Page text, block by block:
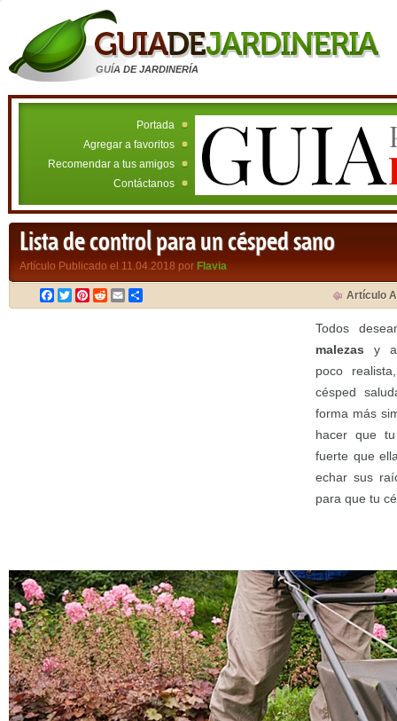
GUÍA DE JARDINERÍA
Portada
Agregar a favoritos
Recomendar a tus amigos
Contáctanos
Lista de control para un césped sano
Artículo Publicado el 11.04.2018 por Flavia
Facebook
TwitterPinterest
RedditEmail Artículo
Todos
malezas y
poco
césped
forma más
hacer que
fuerte que
echar sus
para que tu